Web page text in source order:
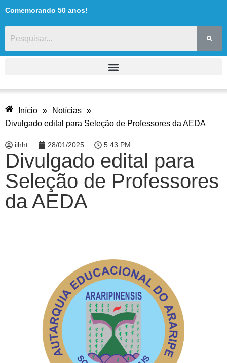
Comemorando 50 anos!
Início » Notícias »
Divulgado edital para Seleção de Professores da AEDA
iihht 28/01/2025 5:43 PM
Divulgado edital para
Seleção de Professores
da AEDA